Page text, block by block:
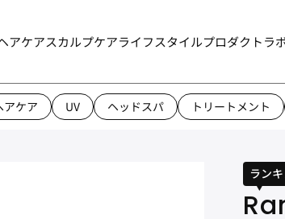
アケアスカルプケアライフスタイルプロダクトラ
アケア UV ヘッドスパ トリートメント
ラン